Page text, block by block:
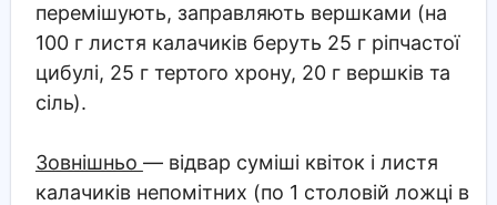
перемішують, заправляють вершками (на
100 г листя калачиків беруть 25 г ріпчастої
цибулі, 25 г тертого хрону, 20 г вершків та
сіль).
Зовнішньо — відвар суміші квіток і листя
калачиків непомітних (по 1 столовій ложці в